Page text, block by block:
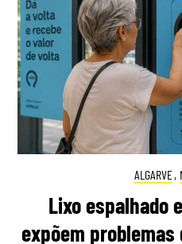
ALGARVE,
Lixo espalhado
expõem problemas